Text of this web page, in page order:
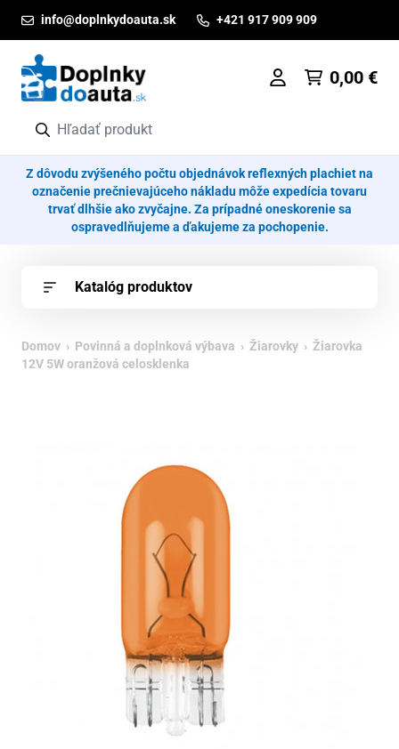
info@doplnkydoauta.sk +421 917 909 909
0,00 €
Z dôvodu zvýšeného počtu objednávok reflexných plachiet na
označenie prečnievajúceho nákladu môže expedícia tovaru
trvať dlhšie ako zvyčajne. Za prípadné oneskorenie sa
ospravedlňujeme a ďakujeme za pochopenie.
Katalóg produktov
Domov › Povinná a doplnková výbava › Žiarovky › Žiarovka
12V 5W oranžová celosklenka